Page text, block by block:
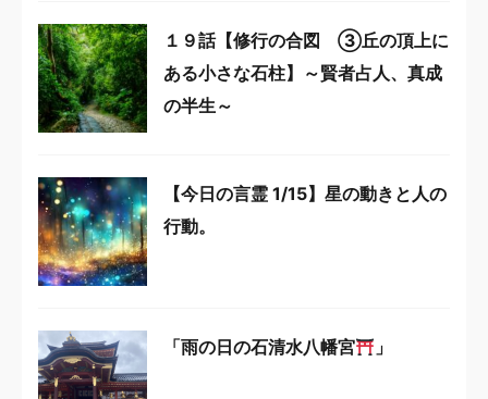
１９話【修行の合図 ③丘の頂上に
ある小さな石柱】～賢者占人、真成
の半生～
【今日の言霊 1/15】星の動きと人の
行動。
「雨の日の石清水八幡宮 」